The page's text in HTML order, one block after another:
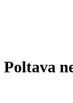
Poltava